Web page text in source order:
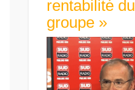
rentabilité du
groupe »